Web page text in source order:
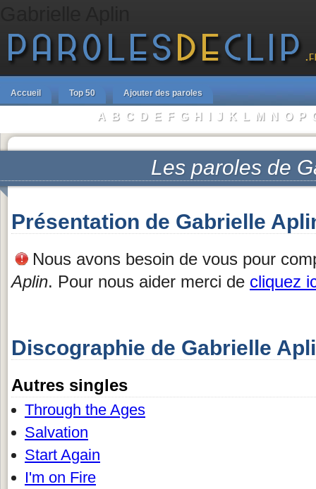
Accueil Top 50 Ajouter des paroles
A B C D E F G H I J K L M N O P
Les paroles de
Présentation de Gabrielle
Nous avons besoin de vous pour
Aplin. Pour nous aider merci de cliquez
Discographie de Gabrielle
Autres singles
Through the Ages
Salvation
Start Again
I'm on Fire